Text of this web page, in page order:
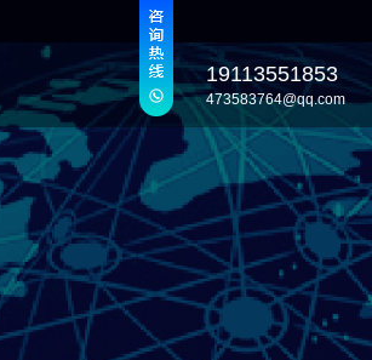
19113551853
473583764@qq.com